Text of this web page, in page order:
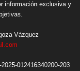
información exclusiva y
Vázquez
2025-012416340200-203